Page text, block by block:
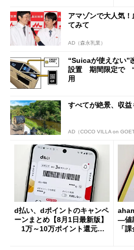
アマゾンで大人気
てみて
AD（森永乳業）
“Suicaが使えない”
設置 期間限定で “
用
すべてが絶景、収
AD（COCO VILLA on
d払い、dポイントのキャンペ
ーンまとめ【8月1日最新版】
1万～10万ポイント還元の
―値
「